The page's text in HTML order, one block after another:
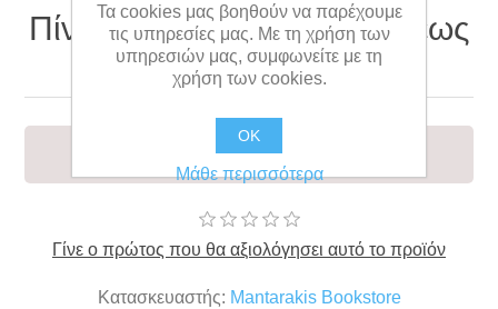
Πίνακας Σημάτων Διασώσεως
50Χ40
RESCUE SIGNAL TABLE 50x40
Γίνε ο πρώτος που θα αξιολόγησει αυτό το προϊόν
Κατασκευαστής: Mantarakis Bookstore
Τα cookies μας βοηθούν να παρέχουμε
τις υπηρεσίες μας. Με τη χρήση των
υπηρεσιών μας, συμφωνείτε με τη
χρήση των cookies.
OK
Μάθε περισσότερα